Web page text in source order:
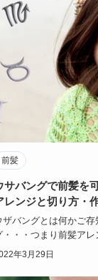
前髪
サバングで前髪を
レンジと切り方・
！
ザバングとは何かご
・・・つまり前髪ア
。少し前髪の切り方・
年3月29日